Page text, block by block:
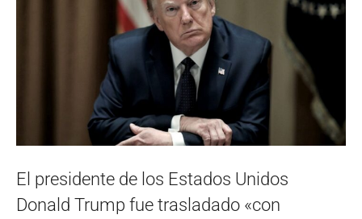
El presidente de los Estados Unidos
Donald Trump fue trasladado «con